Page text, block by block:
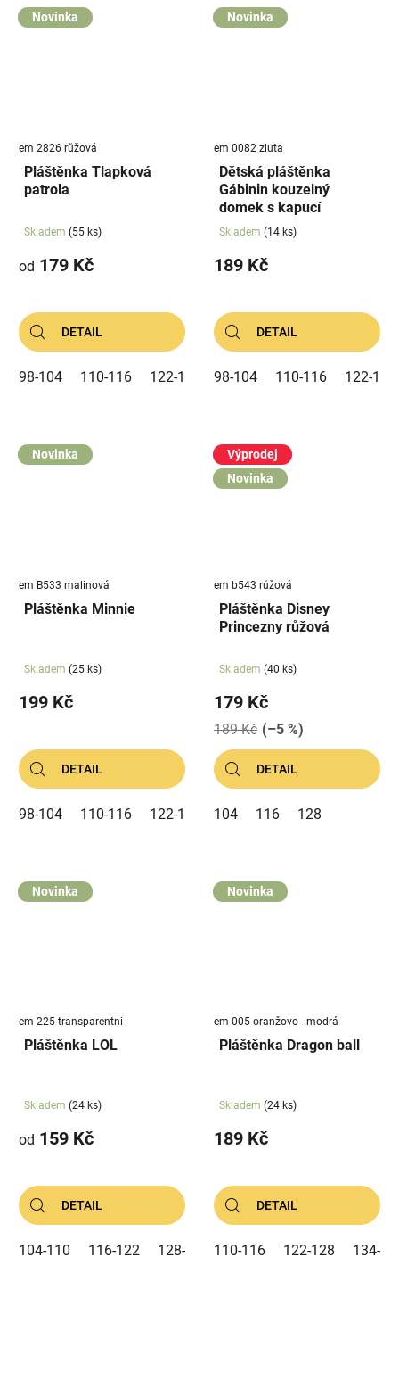
Novinka
em 2826 růžová
Pláštěnka Tlapková
patrola
Skladem (55 ks)
od 179 Kč
DETAIL
98-104 110-116 122-128
Novinka
em 0082 zluta
Dětská pláštěnka
Gábinin kouzelný
domek s kapucí
Skladem (14 ks)
189 Kč
DETAIL
98-104 110-116 122-128
Novinka
em B533 malinová
Pláštěnka Minnie
Skladem (25 ks)
199 Kč
DETAIL
98-104 110-116 122-128
Výprodej
Novinka
em b543 růžová
Pláštěnka Disney
Princezny růžová
Skladem (40 ks)
179 Kč
189 Kč (–5 %)
DETAIL
104 116 128
Novinka
em 225 transparentni
Pláštěnka LOL
Skladem (24 ks)
od 159 Kč
DETAIL
104-110 116-122 128-134
Novinka
em 005 oranžovo - modrá
Pláštěnka Dragon ball
Skladem (24 ks)
189 Kč
DETAIL
110-116 122-128 134-